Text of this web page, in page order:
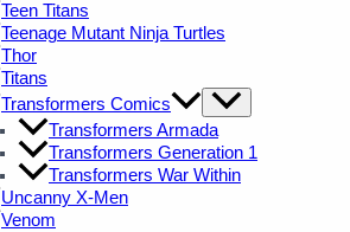
Teen Titans
Teenage Mutant Ninja Turtles
Thor
Titans
Transformers Comics
Transformers Armada
Transformers Generation 1
Transformers War Within
Uncanny X-Men
Venom